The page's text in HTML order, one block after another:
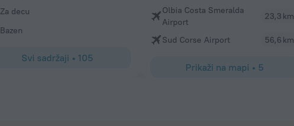
Za decu
Bazen
Svi sadržaji • 105
Olbia Costa Smeralda
Airport
23,3 km
Sud Corse Airport 56,6 km
Prikaži na mapi • 5